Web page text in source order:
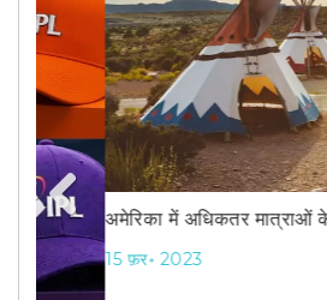
अमेरिका में अधिकतर मात्राओं के
15 फ़र॰ 2023
Previous